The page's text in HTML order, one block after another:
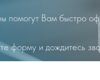
помогут Вам быстро
форму и дождитесь